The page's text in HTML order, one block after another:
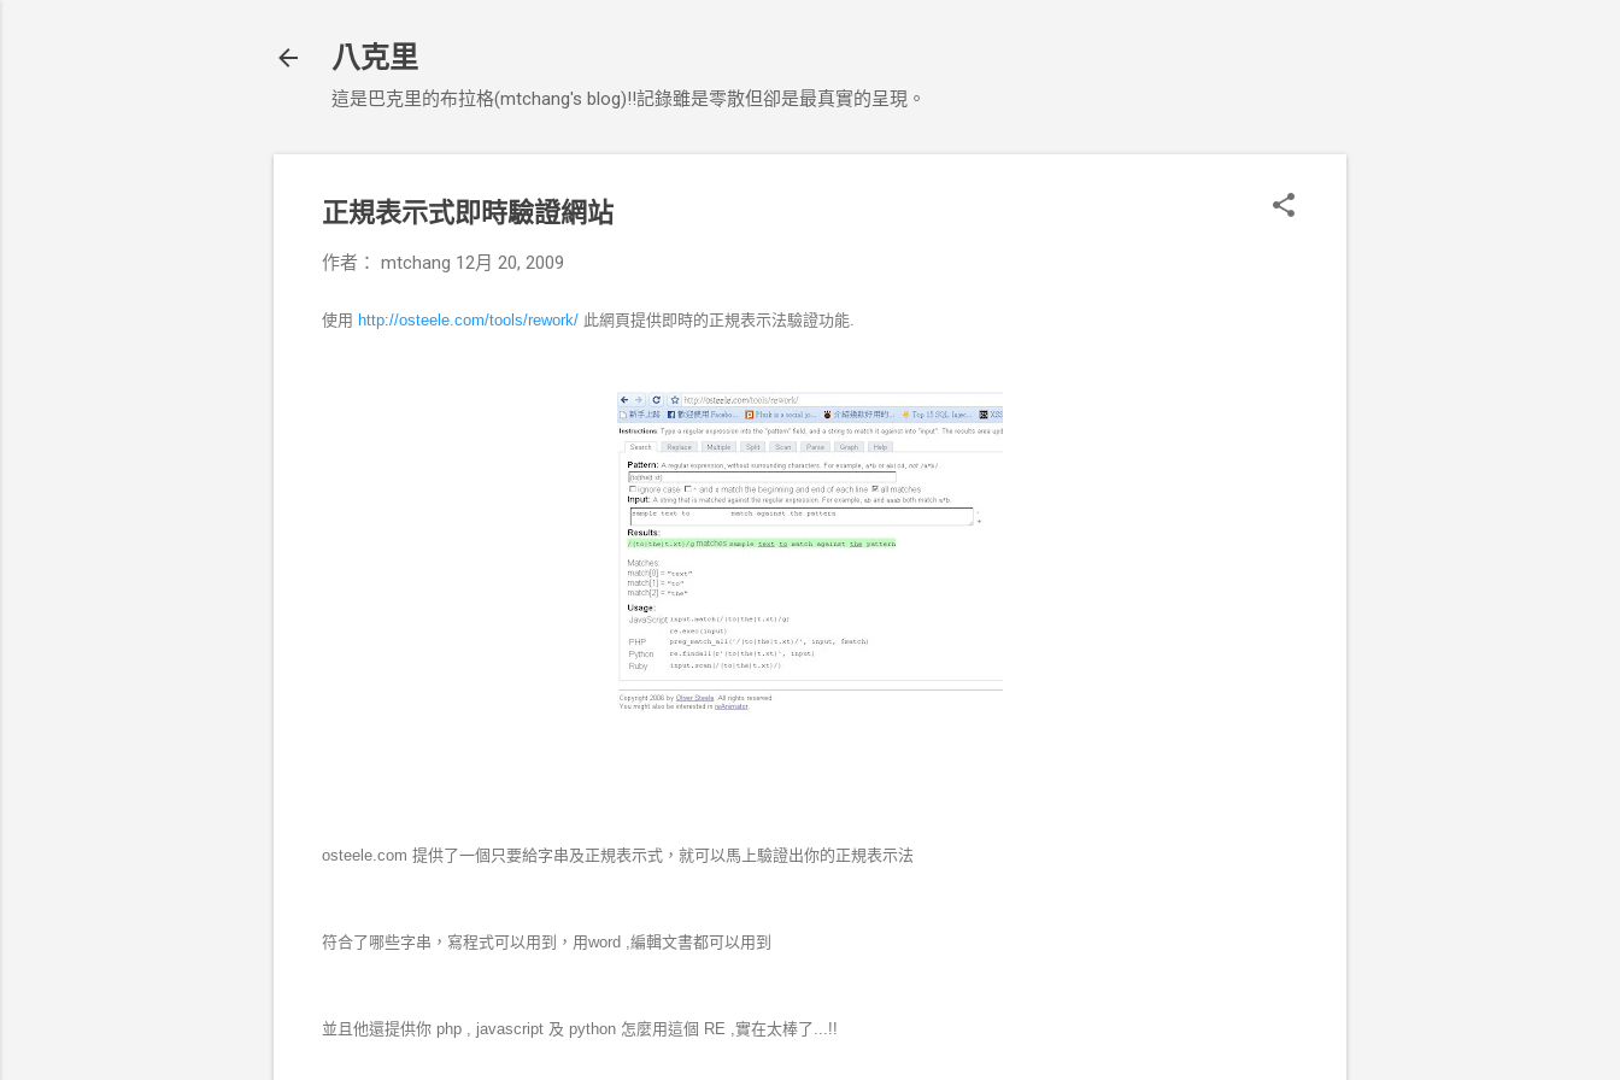
八克里
這是巴克里的布拉格(mtchang's blog)!!記錄雖是零散但卻是最真實的呈現。
正規表示式即時驗證網站
作者： mtchang 12月 20, 2009
使用 http://osteele.com/tools/rework/ 此網頁提供即時的正規表示法驗證功能.
osteele.com 提供了一個只要給字串及正規表示式，就可以馬上驗證出你的正規表示法
符合了哪些字串，寫程式可以用到，用word ,編輯文書都可以用到
並且他還提供你 php , javascript 及 python 怎麼用這個 RE ,實在太棒了...!!